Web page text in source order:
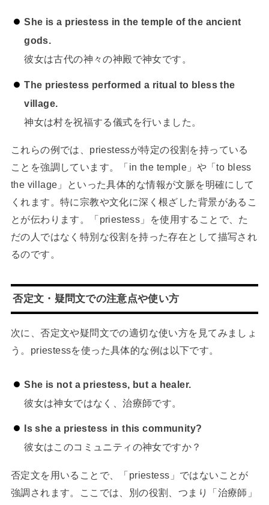
She is a priestess in the temple of the ancient
gods.
彼女は古代の神々の神殿で神女です。
The priestess performed a ritual to bless the
village.
神女は村を祝福する儀式を行いました。
これらの例では、priestessが特定の役割を持っている
ことを強調しています。「in the temple」や「to bless
the village」といった具体的な情報が文脈を明確にして
くれます。特に宗教や文化に深く根ざした背景があるこ
とが伝わります。「priestess」を使用することで、た
だの人ではなく特別な役割を持った存在として描写され
るのです。
否定文・疑問文での注意点や使い方
次に、否定文や疑問文での適切な使い方を見てみましょ
う。priestessを使った具体的な例は以下です。
She is not a priestess, but a healer.
彼女は神女ではなく、治療師です。
Is she a priestess in this community?
彼女はこのコミュニティの神女ですか？
否定文を用いることで、「priestess」ではないことが
強調されます。ここでは、別の役割、つまり「治療師」